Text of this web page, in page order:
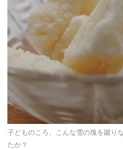
子どものころ、こんな雪の塊を蹴り
たか？